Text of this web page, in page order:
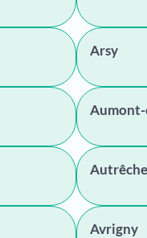
Arsy
Avrigny